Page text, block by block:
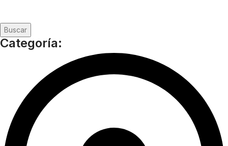
Buscar
Categoría: